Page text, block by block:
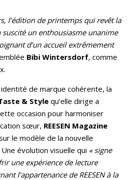
l’édition de printemps qui revêt la
un enthousiasme unanime
d’un accueil extrêmement
Bibi Wintersdorf, comme
identité de marque cohérente, la
& Style qu’elle dirige a
occasion pour harmoniser
sœur, REESEN Magazine
le modèle de la nouvelle
Une évolution visuelle qui « signe
une expérience de lecture
l’appartenance de REESEN à la